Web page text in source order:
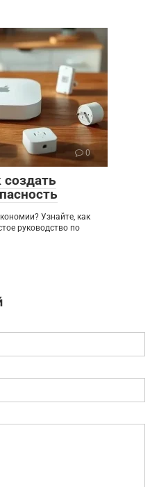
0
Узнайте, как
руководство по